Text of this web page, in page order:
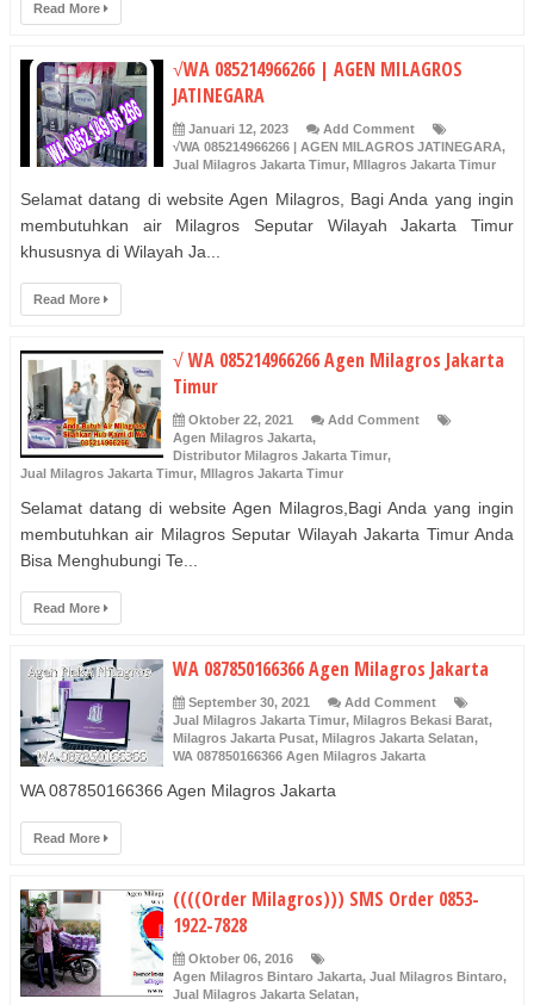
Read More
√WA 085214966266 | AGEN MILAGROS
JATINEGARA
Januari 12, 2023
Add Comment
√WA 085214966266 | AGEN MILAGROS JATINEGARA,
Jual Milagros Jakarta Timur, MIlagros Jakarta Timur
Selamat datang di website Agen Milagros, Bagi Anda yang ingin
membutuhkan air Milagros Seputar Wilayah Jakarta Timur
khususnya di Wilayah Ja...
Read More
√ WA 085214966266 Agen Milagros Jakarta
Timur
Oktober 22, 2021
Add Comment
Agen Milagros Jakarta,
Distributor Milagros Jakarta Timur,
Jual Milagros Jakarta Timur, MIlagros Jakarta Timur
Selamat datang di website Agen Milagros,Bagi Anda yang ingin
membutuhkan air Milagros Seputar Wilayah Jakarta Timur Anda
Bisa Menghubungi Te...
Read More
WA 087850166366 Agen Milagros Jakarta
September 30, 2021
Add Comment
Jual Milagros Jakarta Timur, Milagros Bekasi Barat,
Milagros Jakarta Pusat, Milagros Jakarta Selatan,
WA 087850166366 Agen Milagros Jakarta
WA 087850166366 Agen Milagros Jakarta
Read More
((((Order Milagros))) SMS Order 0853-
1922-7828
Oktober 06, 2016
Agen Milagros Bintaro Jakarta, Jual Milagros Bintaro,
Jual Milagros Jakarta Selatan,